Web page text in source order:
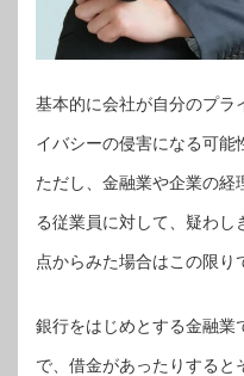
基本的に会社が自分のプラ
イバシーの侵害になる可能
ただし、金融業や企業の経
る従業員に対して、疑わし
点からみた場合はこの限り
銀行をはじめとする金融業
で、借金があったりすると